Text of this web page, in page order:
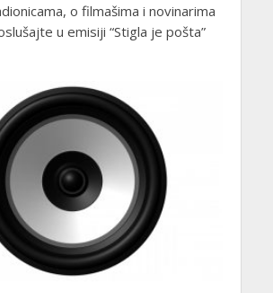
o filmašima i novinarima
u emisiji “Stigla je pošta”